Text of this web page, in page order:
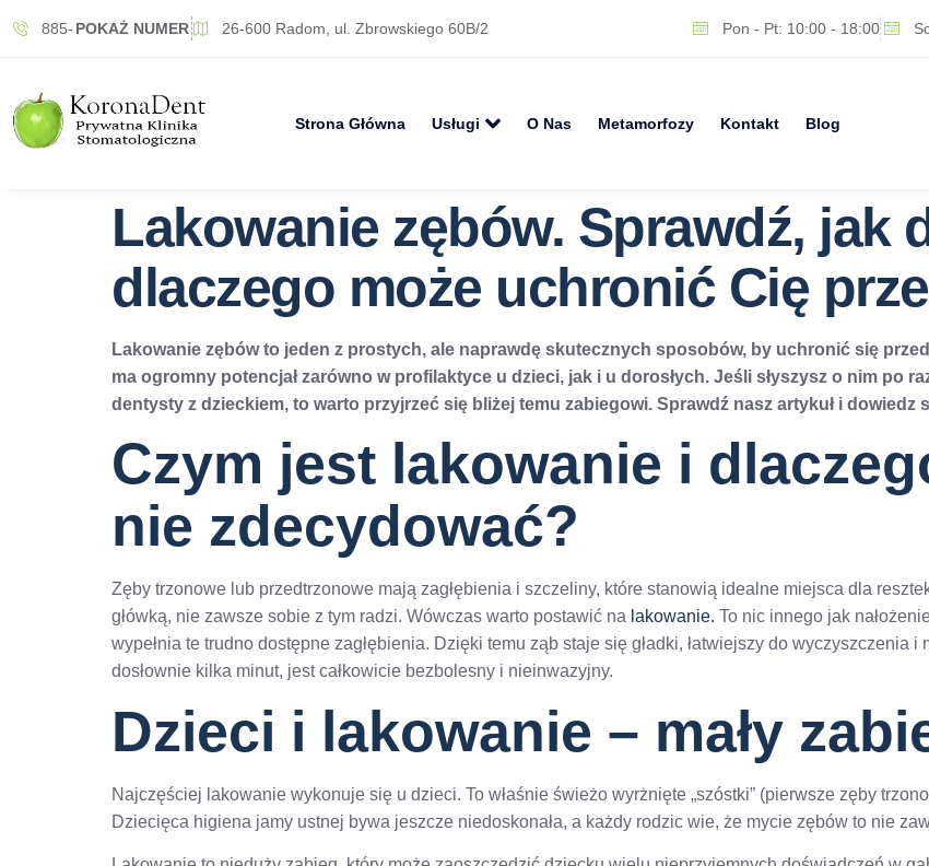
885- POKAŻ NUMER 26-600 Radom, ul. Zbrowskiego 60B/2 Pon - Pt: 10:00 - 18:00
Strona Główna Usługi O Nas Metamorfozy Kontakt Blog
Lakowanie zębów. Sprawdź, jak
dlaczego może uchronić Cię
Lakowanie zębów to jeden z prostych, ale naprawdę skutecznych sposobów, by uchronić się
ma ogromny potencjał zarówno w profilaktyce u dzieci, jak i u dorosłych. Jeśli słyszysz o nim po
dentysty z dzieckiem, to warto przyjrzeć się bliżej temu zabiegowi. Sprawdź nasz artykuł i dowiedz
Czym jest lakowanie i
nie zdecydować?
Zęby trzonowe lub przedtrzonowe mają zagłębienia i szczeliny, które stanowią idealne miejsca dla
główką, nie zawsze sobie z tym radzi. Wówczas warto postawić na lakowanie. To nic innego jak
wypełnia te trudno dostępne zagłębienia. Dzięki temu ząb staje się gładki, łatwiejszy do wyczyszczenia
dosłownie kilka minut, jest całkowicie bezbolesny i nieinwazyjny.
Dzieci i lakowanie – mały
Najczęściej lakowanie wykonuje się u dzieci. To właśnie świeżo wyrżnięte „szóstki” (pierwsze zęby
Dziecięca higiena jamy ustnej bywa jeszcze niedoskonała, a każdy rodzic wie, że mycie zębów to nie